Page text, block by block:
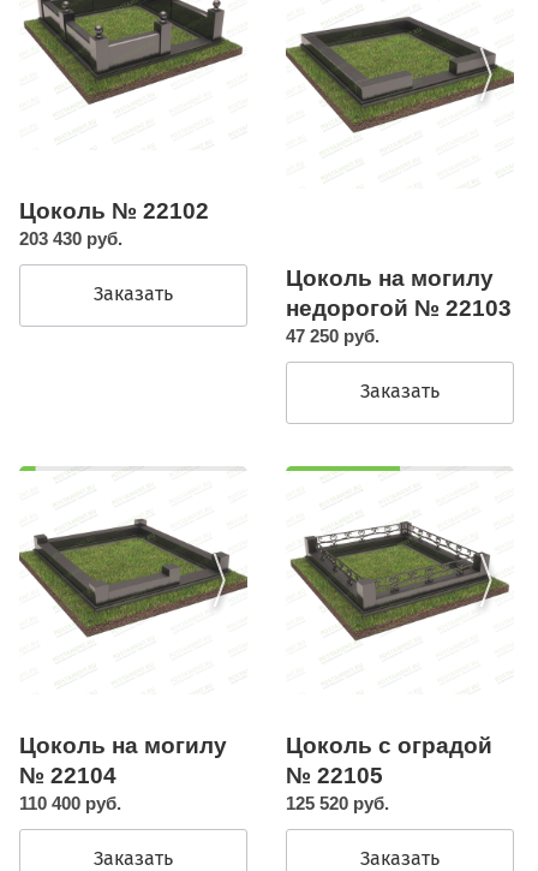
Цоколь № 22102
203 430 руб.
Заказать
Цоколь на могилу
недорогой № 22103
47 250 руб.
Заказать
Цоколь на могилу
№ 22104
110 400 руб.
Заказать
Цоколь с оградой
№ 22105
125 520 руб.
Заказать